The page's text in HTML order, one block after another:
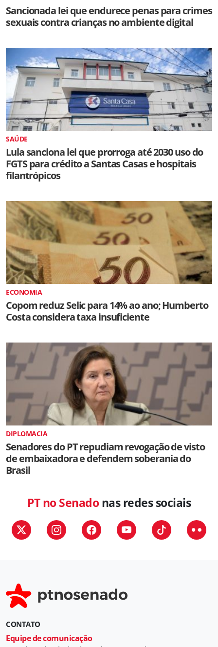
Sancionada lei que endurece penas para crimes
sexuais contra crianças no ambiente digital
SAÚDE
Lula sanciona lei que prorroga até 2030 uso do
FGTS para crédito a Santas Casas e hospitais
filantrópicos
ECONOMIA
Copom reduz Selic para 14% ao ano; Humberto
Costa considera taxa insuficiente
DIPLOMACIA
Senadores do PT repudiam revogação de visto
de embaixadora e defendem soberania do
Brasil
PT no Senadonas redes sociais
CONTATO
Equipe de comunicação